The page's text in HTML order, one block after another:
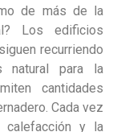
de más de la
Los edificios
recurriendo
para la
cantidades
Cada vez
calefacción y la